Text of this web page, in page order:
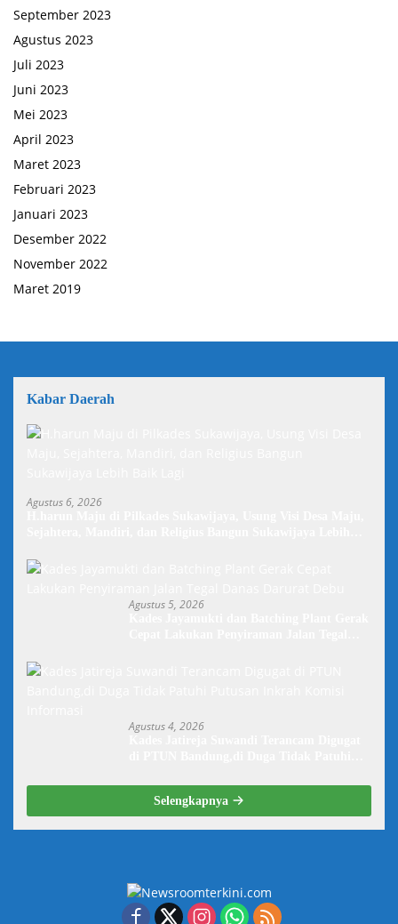
September 2023
Agustus 2023
Juli 2023
Juni 2023
Mei 2023
April 2023
Maret 2023
Februari 2023
Januari 2023
Desember 2022
November 2022
Maret 2019
Kabar Daerah
Agustus 6, 2026
Agustus 5, 2026
Agustus 4, 2026
Selengkapnya